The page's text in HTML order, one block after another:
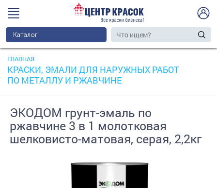
Каталог
ГЛАВНАЯ
КРАСКИ, ЭМАЛИ ДЛЯ НАРУЖНЫХ РАБОТ
ПО МЕТАЛЛУ И РЖАВЧИНЕ
ЭКОДОМ грунт-эмаль по
ржавчине 3 в 1 молотковая
шелковисто-матовая, серая, 2,2кг